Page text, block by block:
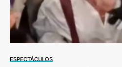
ESPECTÁCULOS